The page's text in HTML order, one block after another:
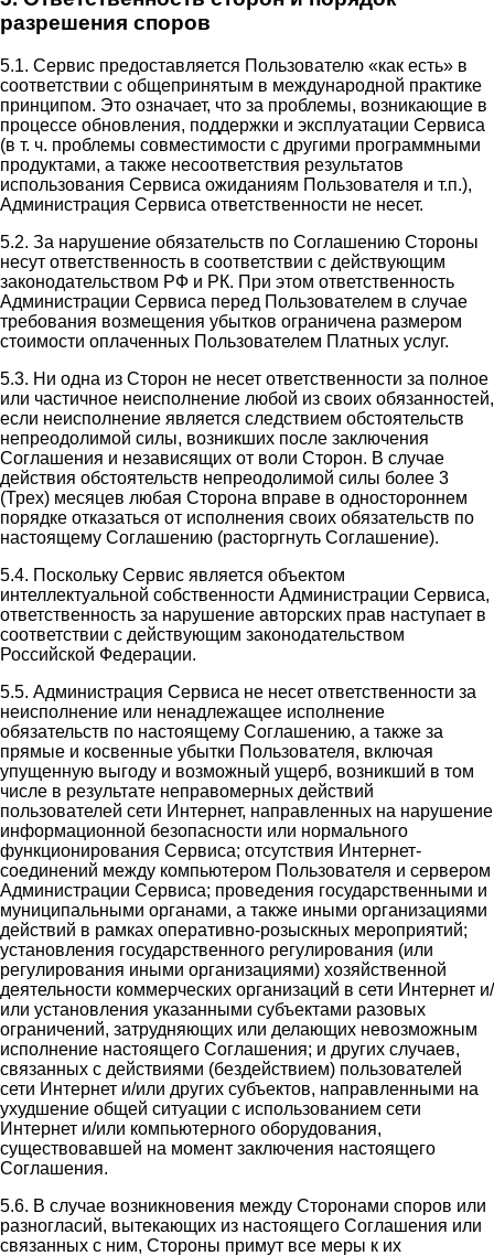
разрешения споров
5.1. Сервис предоставляется Пользователю «как есть» в
соответствии с общепринятым в международной практике
принципом. Это означает, что за проблемы, возникающие в
процессе обновления, поддержки и эксплуатации Сервиса
(в т. ч. проблемы совместимости с другими программными
продуктами, а также несоответствия результатов
использования Сервиса ожиданиям Пользователя и т.п.),
Администрация Сервиса ответственности не несет.
5.2. За нарушение обязательств по Соглашению Стороны
несут ответственность в соответствии с действующим
законодательством РФ и РК. При этом ответственность
Администрации Сервиса перед Пользователем в случае
требования возмещения убытков ограничена размером
стоимости оплаченных Пользователем Платных услуг.
5.3. Ни одна из Сторон не несет ответственности за полное
или частичное неисполнение любой из своих обязанностей,
если неисполнение является следствием обстоятельств
непреодолимой силы, возникших после заключения
Соглашения и независящих от воли Сторон. В случае
действия обстоятельств непреодолимой силы более 3
(Трех) месяцев любая Сторона вправе в одностороннем
порядке отказаться от исполнения своих обязательств по
настоящему Соглашению (расторгнуть Соглашение).
5.4. Поскольку Сервис является объектом
интеллектуальной собственности Администрации Сервиса,
ответственность за нарушение авторских прав наступает в
соответствии с действующим законодательством
Российской Федерации.
5.5. Администрация Сервиса не несет ответственности за
неисполнение или ненадлежащее исполнение
обязательств по настоящему Соглашению, а также за
прямые и косвенные убытки Пользователя, включая
упущенную выгоду и возможный ущерб, возникший в том
числе в результате неправомерных действий
пользователей сети Интернет, направленных на нарушение
информационной безопасности или нормального
функционирования Сервиса; отсутствия Интернет-
соединений между компьютером Пользователя и сервером
Администрации Сервиса; проведения государственными и
муниципальными органами, а также иными организациями
действий в рамках оперативно-розыскных мероприятий;
установления государственного регулирования (или
регулирования иными организациями) хозяйственной
деятельности коммерческих организаций в сети Интернет и/
или установления указанными субъектами разовых
ограничений, затрудняющих или делающих невозможным
исполнение настоящего Соглашения; и других случаев,
связанных с действиями (бездействием) пользователей
сети Интернет и/или других субъектов, направленными на
ухудшение общей ситуации с использованием сети
Интернет и/или компьютерного оборудования,
существовавшей на момент заключения настоящего
Соглашения.
5.6. В случае возникновения между Сторонами споров или
разногласий, вытекающих из настоящего Соглашения или
связанных с ним, Стороны примут все меры к их